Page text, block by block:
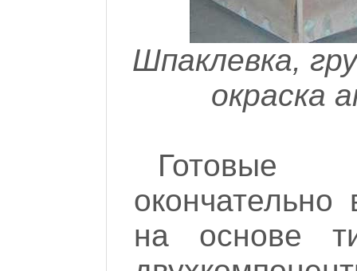
Шпаклевка,
окраска
Готовые
окончательно
на основе